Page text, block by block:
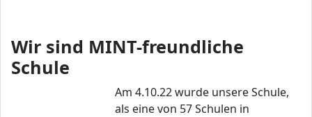
Wir sind MINT-freundliche
Schule
Am 4.10.22 wurde unsere Schule,
als eine von 57 Schulen in